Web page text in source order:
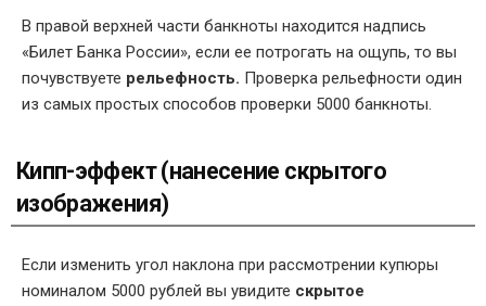
В правой верхней части банкноты находится надпись
«Билет Банка России», если ее потрогать на ощупь, то вы
почувствуете рельефность. Проверка рельефности один
из самых простых способов проверки 5000 банкноты.
Кипп-эффект (нанесение скрытого
изображения)
Если изменить угол наклона при рассмотрении купюры
номиналом 5000 рублей вы увидите скрытое